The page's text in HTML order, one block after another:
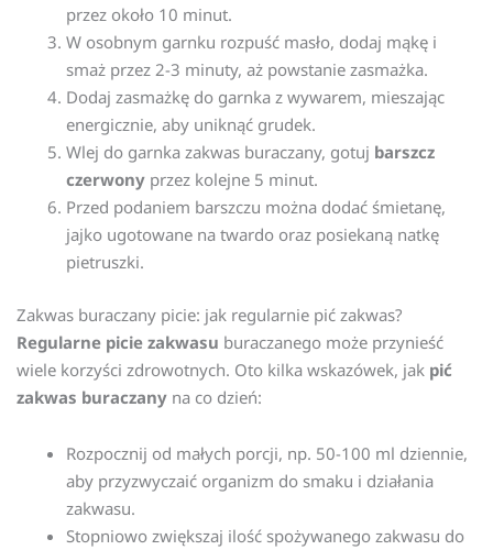
przez około 10 minut.
W osobnym garnku rozpuść masło, dodaj mąkę i
smaż przez 2-3 minuty, aż powstanie zasmażka.
Dodaj zasmażkę do garnka z wywarem, mieszając
energicznie, aby uniknąć grudek.
Wlej do garnka zakwas buraczany, gotuj barszcz
czerwony przez kolejne 5 minut.
Przed podaniem barszczu można dodać śmietanę,
jajko ugotowane na twardo oraz posiekaną natkę
pietruszki.
Zakwas buraczany picie: jak regularnie pić zakwas?
Regularne picie zakwasu buraczanego może przynieść
wiele korzyści zdrowotnych. Oto kilka wskazówek, jak pić
zakwas buraczany na co dzień:
Rozpocznij od małych porcji, np. 50-100 ml dziennie,
aby przyzwyczaić organizm do smaku i działania
zakwasu.
Stopniowo zwiększaj ilość spożywanego zakwasu do